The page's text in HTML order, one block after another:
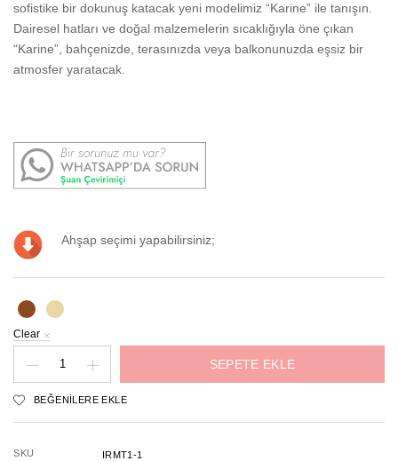
sofistike bir dokunuş katacak yeni modelimiz “Karine” ile tanışın.
Dairesel hatları ve doğal malzemelerin sıcaklığıyla öne çıkan
“Karine”, bahçenizde, terasınızda veya balkonunuzda eşsiz bir
atmosfer yaratacak.
Ahşap seçimi yapabilirsiniz;
Clear
Üçlü
Koltuk
SEPETE EKLE
BEĞENILERE EKLE
SKU IRMT1-1